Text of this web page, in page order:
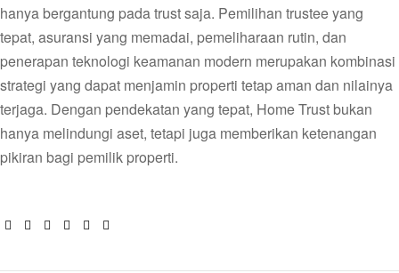
hanya bergantung pada trust saja. Pemilihan trustee yang
tepat, asuransi yang memadai, pemeliharaan rutin, dan
penerapan teknologi keamanan modern merupakan kombinasi
strategi yang dapat menjamin properti tetap aman dan nilainya
terjaga. Dengan pendekatan yang tepat, Home Trust bukan
hanya melindungi aset, tetapi juga memberikan ketenangan
pikiran bagi pemilik properti.
Facebook
TwitterLinkedinGoogle+Pinterest